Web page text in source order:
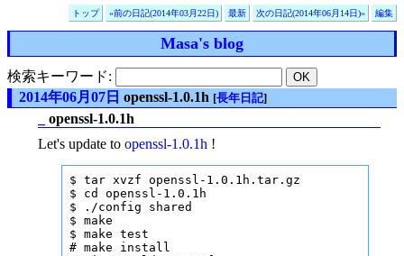
トップ «前の日記(2014年03月22日) 最新 次の日記(2014年06月14日)» 編集
Masa's blog
検索キーワード:
2014年06月07日 openssl-1.0.1h [長年日記]
openssl-1.0.1h
Let's update to openssl-1.0.1h !
$ tar xvzf openssl-1.0.1h.tar.gz
$ cd openssl-1.0.1h
$ ./config shared
$ make
$ make test
# make install